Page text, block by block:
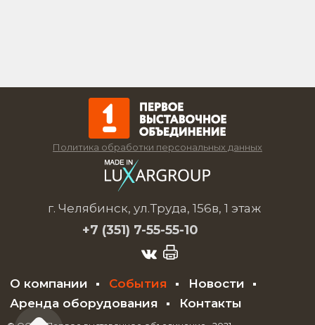
Политика обработки персональных данных
г. Челябинск, ул.Труда, 156в, 1 этаж
+7 (351) 7-55-55-10
О компании События
Новости
Аренда оборудования
Контакты